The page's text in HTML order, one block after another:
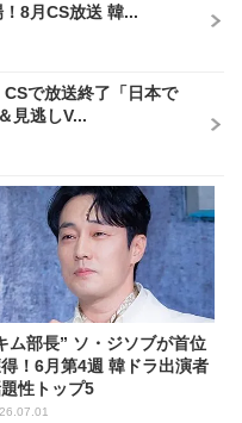
8月CS放送 韓...
で放送終了「日本で
見逃しV...
ム部長” ソ・ジソブが首位
！6月第4週 韓ドラ出演者
性トップ5